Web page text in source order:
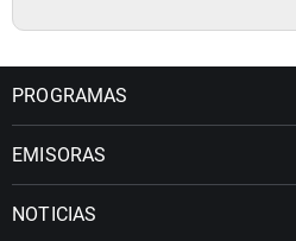
PROGRAMAS
EMISORAS
NOTICIAS